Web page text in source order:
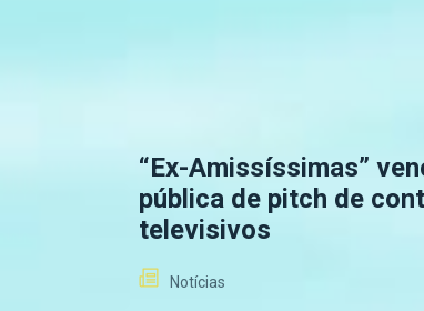
“Ex-Amissíssimas”
pública de pitch de
televisivos
Notícias